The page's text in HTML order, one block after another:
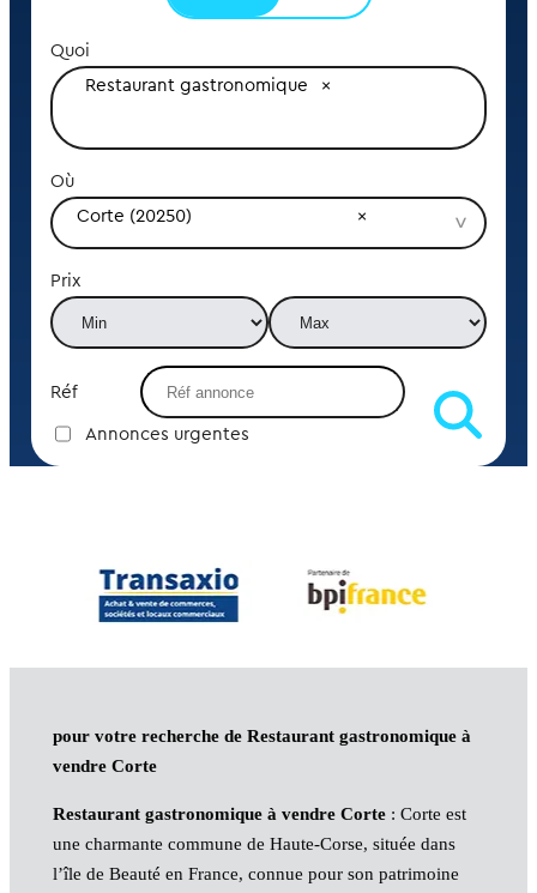
Quoi
Restaurant gastronomique
Où
Corte (20250)
Prix
Réf
Annonces urgentes
pour votre recherche de Restaurant gastronomique à
vendre Corte
Restaurant gastronomique à vendre Corte: Corte est
une charmante commune de Haute-Corse, située dans
l’île de Beauté en France, connue pour son patrimoine